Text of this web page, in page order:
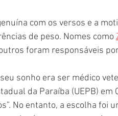
com os versos e a
de peso. Nomes como
foram responsáveis
sonho era ser médico
da Paraíba (UEPB)
No entanto, a escolha foi